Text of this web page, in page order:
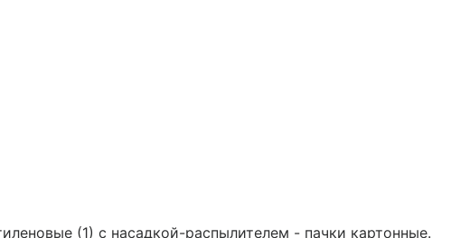
(1) с насадкой-распылителем - пачки картонные.